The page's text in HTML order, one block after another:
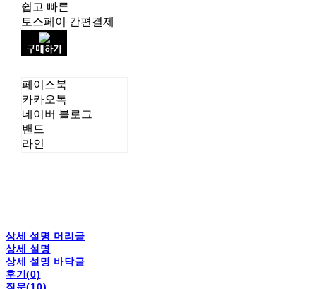
쉽고 빠른
토스페이 간편결제
구매하기
페이스북
카카오톡
네이버 블로그
밴드
라인
상세 설명 머리글
상세 설명
상세 설명 바닥글
후기(0)